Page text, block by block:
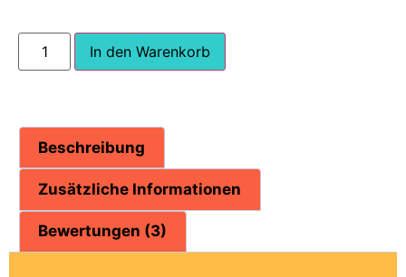
In den Warenkorb
Beschreibung
Zusätzliche Informationen
Bewertungen (3)